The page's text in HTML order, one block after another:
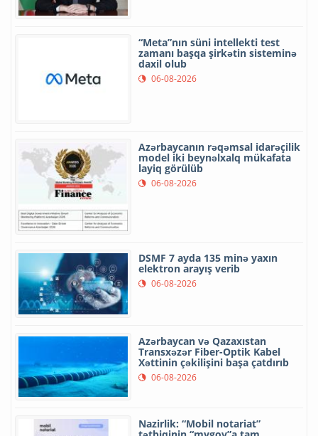
“Meta”nın süni intellekti test
zamanı başqa şirkətin sisteminə
daxil olub
06-08-2026
Azərbaycanın rəqəmsal idarəçilik
model iki beynəlxalq mükafata
layiq görülüb
06-08-2026
DSMF 7 ayda 135 minə yaxın
elektron arayış verib
06-08-2026
Azərbaycan və Qazaxıstan
Transxəzər Fiber-Optik Kabel
Xəttinin çəkilişini başa çatdırıb
06-08-2026
Nazirlik: “Mobil notariat”